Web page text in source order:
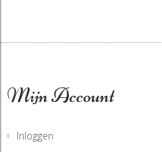
Mijn Account
Inloggen